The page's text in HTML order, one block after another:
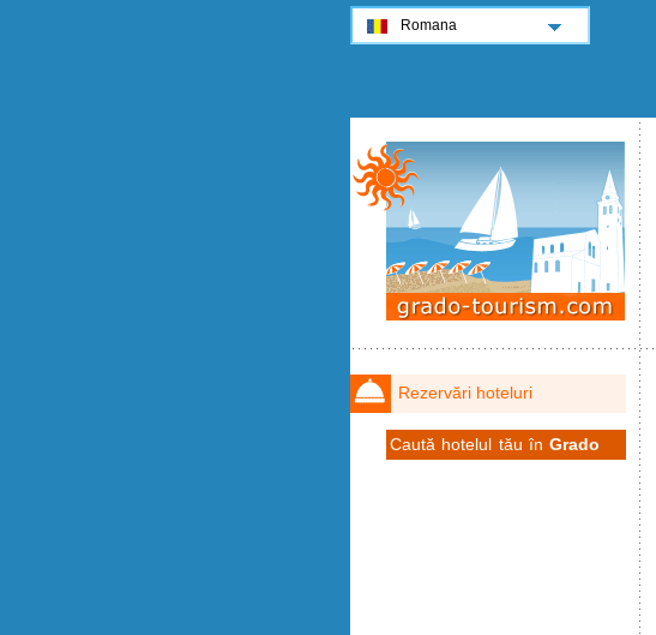
Rezervări hoteluri
Caută hotelul tău înGrado
Romana